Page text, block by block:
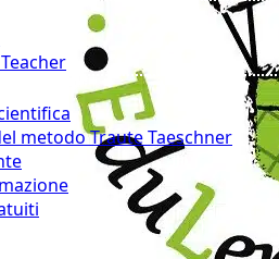
metodo Traute Taeschner